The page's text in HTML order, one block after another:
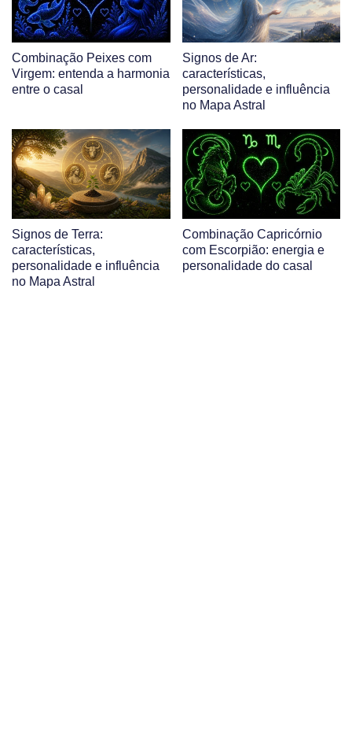
Combinação Peixes com
Virgem: entenda a harmonia
entre o casal
Signos de Ar:
características,
personalidade e influência
no Mapa Astral
Signos de Terra:
características,
personalidade e influência
no Mapa Astral
Combinação Capricórnio
com Escorpião: energia e
personalidade do casal